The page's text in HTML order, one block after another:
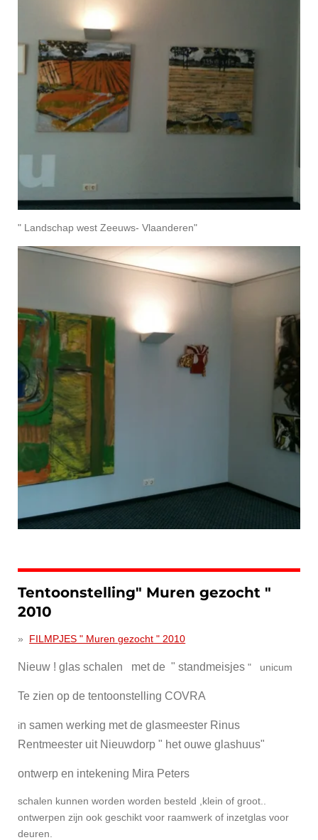
" Landschap west Zeeuws- Vlaanderen"
Tentoonstelling" Muren gezocht "
2010
FILMPJES " Muren gezocht " 2010
Nieuw ! glas schalen met de " standmeisjes " unicum
Te zien op de tentoonstelling COVRA
in samen werking met de glasmeester Rinus
Rentmeester uit Nieuwdorp " het ouwe glashuus"
ontwerp en intekening Mira Peters
schalen kunnen worden worden besteld ,klein of groot..
ontwerpen zijn ook geschikt voor raamwerk of inzetglas voor
deuren.